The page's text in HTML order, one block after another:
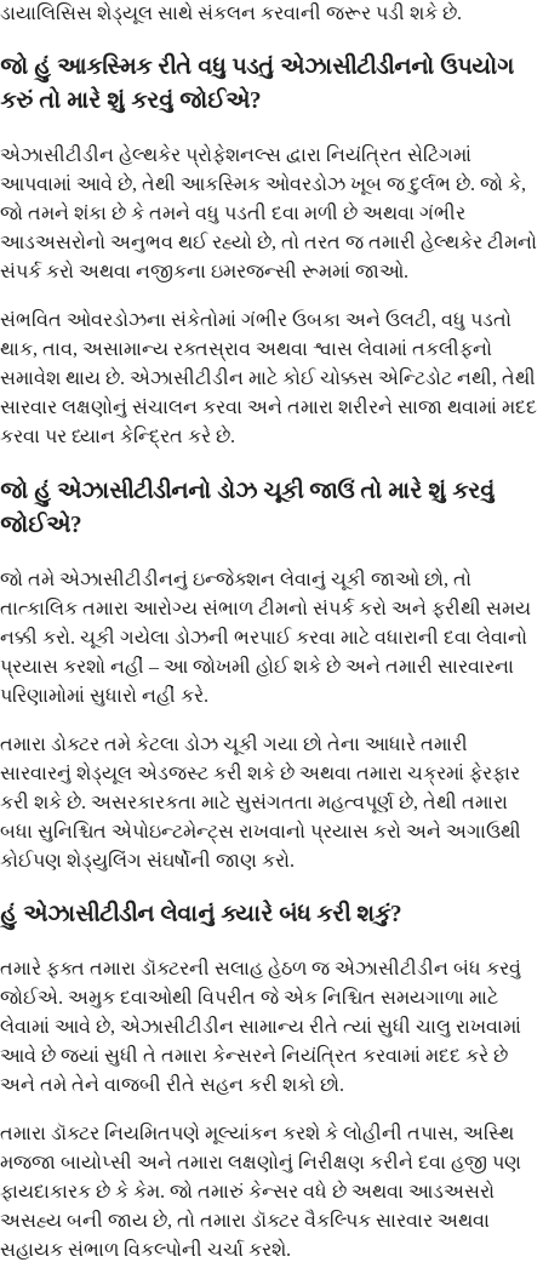
ડાયાલિસિસ શેડ્યૂલ સાથે સંકલન કરવાની જરૂર પડી શકે છે.
જો હું આકસ્મિક રીતે વધુ પડતું એઝાસીટીડીનનો ઉપયોગ
કરું તો મારે શું કરવું જોઈએ?
એઝાસીટીડીન હેલ્થકેર પ્રોફેશનલ્સ દ્વારા નિયંત્રિત સેટિંગમાં
આપવામાં આવે છે, તેથી આકસ્મિક ઓવરડોઝ ખૂબ જ દુર્લભ છે. જો કે,
જો તમને શંકા છે કે તમને વધુ પડતી દવા મળી છે અથવા ગંભીર
આડઅસરોનો અનુભવ થઈ રહ્યો છે, તો તરત જ તમારી હેલ્થકેર ટીમનો
સંપર્ક કરો અથવા નજીકના ઇમરજન્સી રૂમમાં જાઓ.
સંભવિત ઓવરડોઝના સંકેતોમાં ગંભીર ઉબકા અને ઉલટી, વધુ પડતો
થાક, તાવ, અસામાન્ય રક્તસ્રાવ અથવા શ્વાસ લેવામાં તકલીફનો
સમાવેશ થાય છે. એઝાસીટીડીન માટે કોઈ ચોક્કસ એન્ટિડોટ નથી, તેથી
સારવાર લક્ષણોનું સંચાલન કરવા અને તમારા શરીરને સાજા થવામાં મદદ
કરવા પર ધ્યાન કેન્દ્રિત કરે છે.
જો હું એઝાસીટીડીનનો ડોઝ ચૂકી જાઉં તો મારે શું કરવું
જોઈએ?
જો તમે એઝાસીટીડીનનું ઇન્જેક્શન લેવાનું ચૂકી જાઓ છો, તો
તાત્કાલિક તમારા આરોગ્ય સંભાળ ટીમનો સંપર્ક કરો અને ફરીથી સમય
નક્કી કરો. ચૂકી ગયેલા ડોઝની ભરપાઈ કરવા માટે વધારાની દવા લેવાનો
પ્રયાસ કરશો નહીં – આ જોખમી હોઈ શકે છે અને તમારી સારવારના
પરિણામોમાં સુધારો નહીં કરે.
તમારા ડોક્ટર તમે કેટલા ડોઝ ચૂકી ગયા છો તેના આધારે તમારી
સારવારનું શેડ્યૂલ એડજસ્ટ કરી શકે છે અથવા તમારા ચક્રમાં ફેરફાર
કરી શકે છે. અસરકારકતા માટે સુસંગતતા મહત્વપૂર્ણ છે, તેથી તમારા
બધા સુનિશ્ચિત એપોઇન્ટમેન્ટ્સ રાખવાનો પ્રયાસ કરો અને અગાઉથી
કોઈપણ શેડ્યુલિંગ સંઘર્ષોની જાણ કરો.
હું એઝાસીટીડીન લેવાનું ક્યારે બંધ કરી શકું?
તમારે ફક્ત તમારા ડૉક્ટરની સલાહ હેઠળ જ એઝાસીટીડીન બંધ કરવું
જોઈએ. અમુક દવાઓથી વિપરીત જે એક નિશ્ચિત સમયગાળા માટે
લેવામાં આવે છે, એઝાસીટીડીન સામાન્ય રીતે ત્યાં સુધી ચાલુ રાખવામાં
આવે છે જ્યાં સુધી તે તમારા કેન્સરને નિયંત્રિત કરવામાં મદદ કરે છે
અને તમે તેને વાજબી રીતે સહન કરી શકો છો.
તમારા ડૉક્ટર નિયમિતપણે મૂલ્યાંકન કરશે કે લોહીની તપાસ, અસ્થિ
મજ્જા બાયોપ્સી અને તમારા લક્ષણોનું નિરીક્ષણ કરીને દવા હજી પણ
ફાયદાકારક છે કે કેમ. જો તમારું કેન્સર વધે છે અથવા આડઅસરો
અસહ્ય બની જાય છે, તો તમારા ડૉક્ટર વૈકલ્પિક સારવાર અથવા
સહાયક સંભાળ વિકલ્પોની ચર્ચા કરશે.